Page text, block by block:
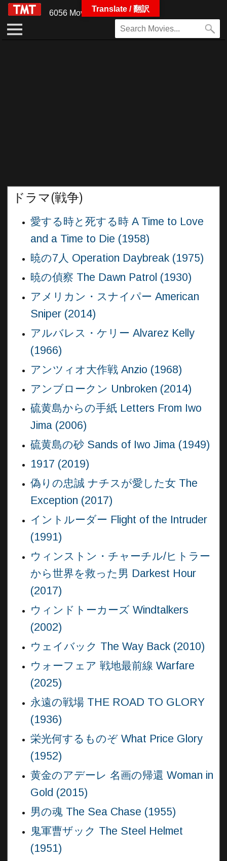
6056 Movies
ドラマ(戦争)
愛する時と死する時 A Time to Love
and a Time to Die (1958)
暁の7人 Operation Daybreak (1975)
暁の偵察 The Dawn Patrol (1930)
アメリカン・スナイパー American
Sniper (2014)
アルバレス・ケリー Alvarez Kelly
(1966)
アンツィオ大作戦 Anzio (1968)
アンブロークン Unbroken (2014)
硫黄島からの手紙 Letters From Iwo
Jima (2006)
硫黄島の砂 Sands of Iwo Jima (1949)
1917 (2019)
偽りの忠誠 ナチスが愛した女 The
Exception (2017)
イントルーダー Flight of the Intruder
(1991)
ウィンストン・チャーチル/ヒトラー
から世界を救った男 Darkest Hour
(2017)
ウィンドトーカーズ Windtalkers
(2002)
ウェイバック The Way Back (2010)
ウォーフェア 戦地最前線 Warfare
(2025)
永遠の戦場 THE ROAD TO GLORY
(1936)
栄光何するものぞ What Price Glory
(1952)
黄金のアデーレ 名画の帰還 Woman in
Gold (2015)
男の魂 The Sea Chase (1955)
鬼軍曹ザック The Steel Helmet
(1951)
Translate / 翻訳